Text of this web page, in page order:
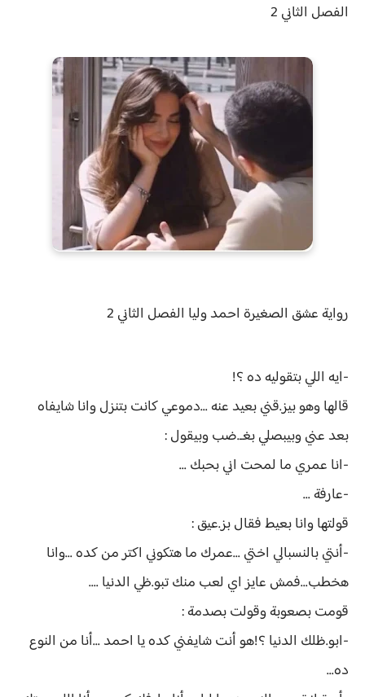
الفصل الثاني 2
رواية عشق الصغيرة احمد وليا الفصل الثاني 2
-ايه اللي بتقوليه ده ؟!
قالها وهو بيز.قني بعيد عنه ...دموعي كانت بتنزل وانا شايفاه
بعد عني وبيبصلي بغـ.ضب وبيقول :
-انا عمري ما لمحت اني بحبك ...
-عارفة ...
قولتها وانا بعيط فقال بز.عيق :
-أنتي بالنسبالي اختي ...عمرك ما هتكوني اكتر من كده ...وانا
هخطب...فمش عايز اي لعب منك تبو.ظي الدنيا ....
قومت بصعوبة وقولت بصدمة :
-ابو.ظلك الدنيا ؟!هو أنت شايفني كده يا احمد ...أنا من النوع
ده...